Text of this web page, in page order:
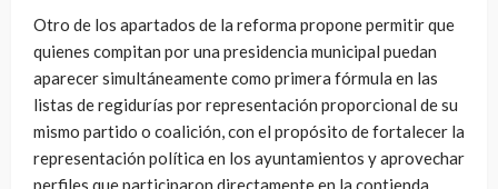
Otro de los apartados de la reforma propone permitir que
quienes compitan por una presidencia municipal puedan
aparecer simultáneamente como primera fórmula en las
listas de regidurías por representación proporcional de su
mismo partido o coalición, con el propósito de fortalecer la
representación política en los ayuntamientos y aprovechar
perfiles que participaron directamente en la contienda